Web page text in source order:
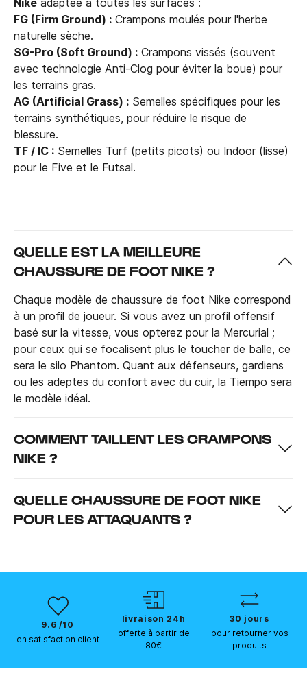
Nike adaptée à toutes les surfaces :
FG (Firm Ground) : Crampons moulés pour l'herbe
naturelle sèche.
SG-Pro (Soft Ground) : Crampons vissés (souvent
avec technologie Anti-Clog pour éviter la boue) pour
les terrains gras.
AG (Artificial Grass) : Semelles spécifiques pour les
terrains synthétiques, pour réduire le risque de
blessure.
TF / IC : Semelles Turf (petits picots) ou Indoor (lisse)
pour le Five et le Futsal.
QUELLE EST LA MEILLEURE
CHAUSSURE DE FOOT NIKE ?
Chaque modèle de chaussure de foot Nike correspond
à un profil de joueur. Si vous avez un profil offensif
basé sur la vitesse, vous opterez pour la Mercurial ;
pour ceux qui se focalisent plus le toucher de balle, ce
sera le silo Phantom. Quant aux défenseurs, gardiens
ou les adeptes du confort avec du cuir, la Tiempo sera
le modèle idéal.
COMMENT TAILLENT LES CRAMPONS
NIKE ?
QUELLE CHAUSSURE DE FOOT NIKE
POUR LES ATTAQUANTS ?
9.6 /10
en satisfaction client
livraison 24h
offerte à partir de
80€
30 jours
pour retourner vos
produits